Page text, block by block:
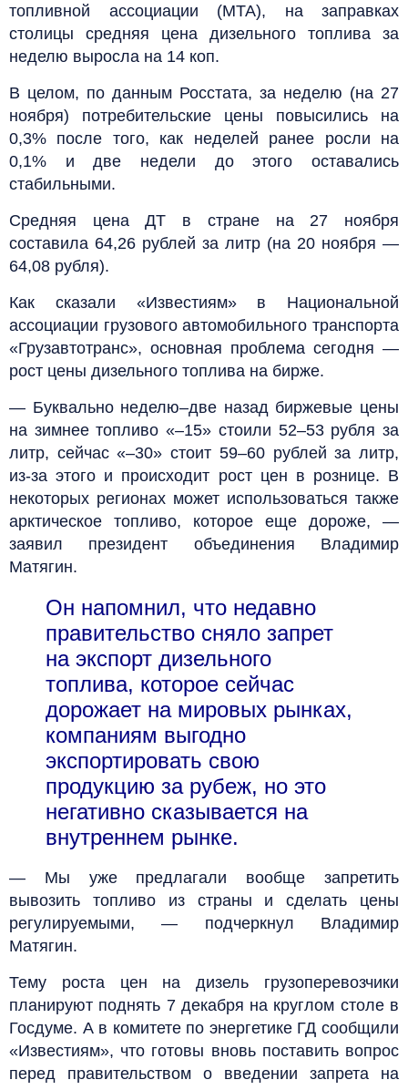
топливной ассоциации (МТА), на заправках
столицы средняя цена дизельного топлива за
неделю выросла на 14 коп.
В целом, по данным Росстата, за неделю (на 27
ноября) потребительские цены повысились на
0,3% после того, как неделей ранее росли на
0,1% и две недели до этого оставались
стабильными.
Средняя цена ДТ в стране на 27 ноября
составила 64,26 рублей за литр (на 20 ноября —
64,08 рубля).
Как сказали «Известиям» в Национальной
ассоциации грузового автомобильного транспорта
«Грузавтотранс», основная проблема сегодня —
рост цены дизельного топлива на бирже.
— Буквально неделю–две назад биржевые цены
на зимнее топливо «–15» стоили 52–53 рубля за
литр, сейчас «–30» стоит 59–60 рублей за литр,
из-за этого и происходит рост цен в рознице. В
некоторых регионах может использоваться также
арктическое топливо, которое еще дороже, —
заявил президент объединения Владимир
Матягин.
Он напомнил, что недавно
правительство сняло запрет
на экспорт дизельного
топлива, которое сейчас
дорожает на мировых рынках,
компаниям выгодно
экспортировать свою
продукцию за рубеж, но это
негативно сказывается на
внутреннем рынке.
— Мы уже предлагали вообще запретить
вывозить топливо из страны и сделать цены
регулируемыми, — подчеркнул Владимир
Матягин.
Тему роста цен на дизель грузоперевозчики
планируют поднять 7 декабря на круглом столе в
Госдуме. А в комитете по энергетике ГД сообщили
«Известиям», что готовы вновь поставить вопрос
перед правительством о введении запрета на